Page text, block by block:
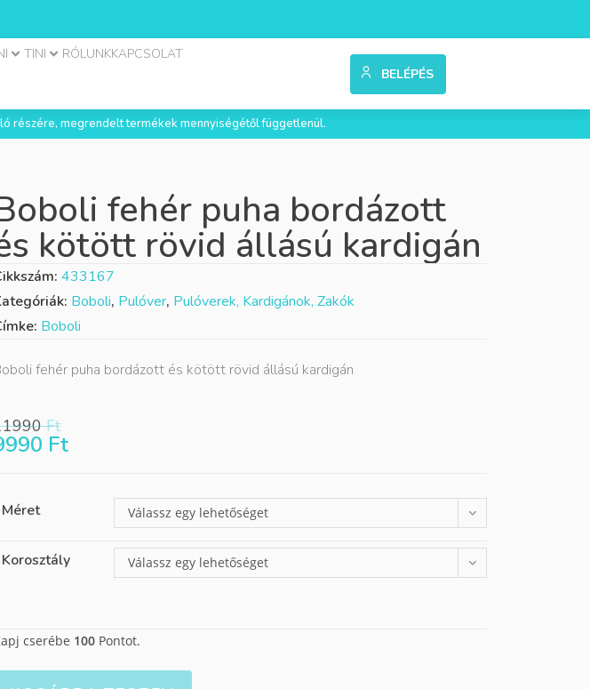
TINI RÓLUNKKAPCSOLAT
BELÉPÉS
részére, megrendelt termékek mennyiségétől függetlenül.
fehér puha bordázott
kötött rövid állású kardigán
433167
Boboli, Pulóver, Pulóverek, Kardigánok, Zakók
Boboli
fehér puha bordázott és kötött rövid állású kardigán
Ft
Ft
Méret Válassz egy lehetőséget
Korosztály Válassz egy lehetőséget
cserébe 100 Pontot.